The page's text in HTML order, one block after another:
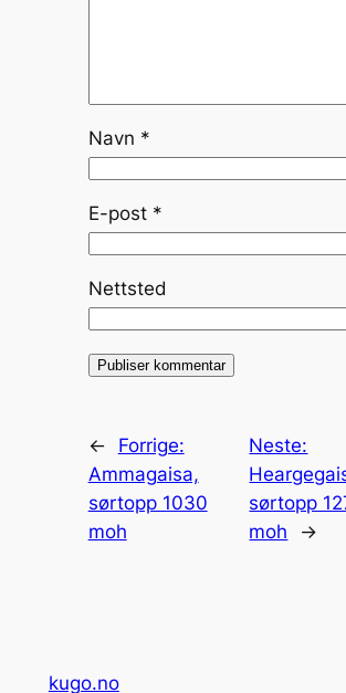
Navn *
E-post *
Nettsted
←
Forrige:
Ammagaisa,
sørtopp 1030
moh
Neste:
sørtopp
moh
→
kugo.no